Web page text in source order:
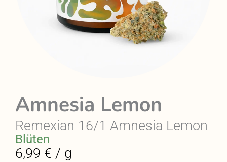
Amnesia Lemon
Remexian 16/1 Amnesia Lemon
Blüten
6,99 € / g